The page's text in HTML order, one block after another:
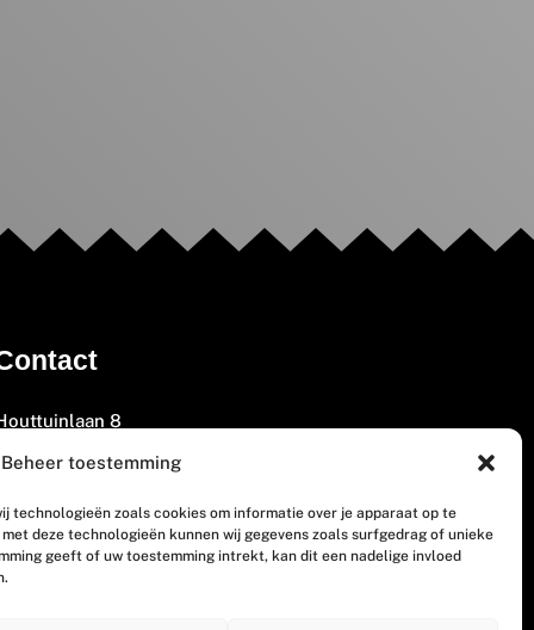
Beheer toestemming
technologieën zoals cookies om informatie over je apparaat op te
deze technologieën kunnen wij gegevens zoals surfgedrag of unieke
geeft of uw toestemming intrekt, kan dit een nadelige invloed
8
GM Woerden
405 200
disclaimer en copyright